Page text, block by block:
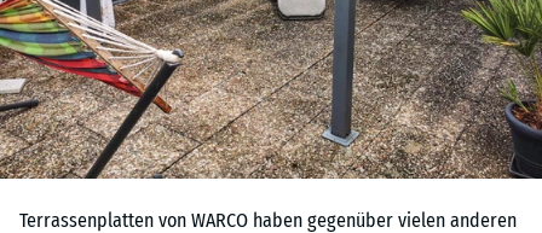
Terrassenplatten von WARCO haben gegenüber vielen anderen